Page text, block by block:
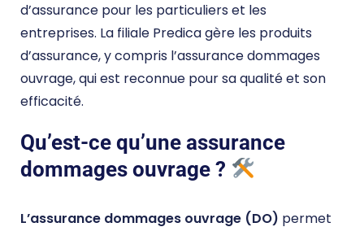
d’assurance pour les particuliers et les
entreprises. La filiale Predica gère les produits
d’assurance, y compris l’assurance dommages
ouvrage, qui est reconnue pour sa qualité et son
efficacité.
Qu’est-ce qu’une assurance
dommages ouvrage ?
L’assurance dommages ouvrage (DO) permet